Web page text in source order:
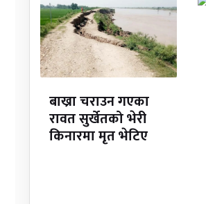
बाख्रा चराउन गएका
रावत सुर्खेतको भेरी
किनारमा मृत भेटिए